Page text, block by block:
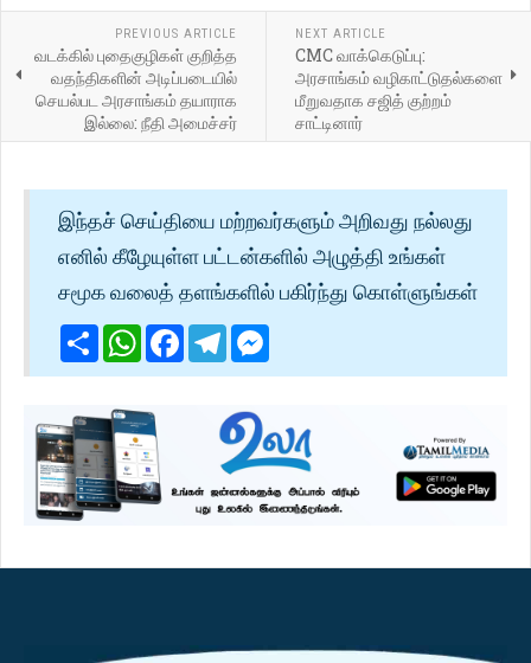
PREVIOUS ARTICLE
வடக்கில் புதைகுழிகள் குறித்த
வதந்திகளின் அடிப்படையில்
செயல்பட அரசாங்கம் தயாராக
இல்லை: நீதி அமைச்சர்
NEXT ARTICLE
CMC வாக்கெடுப்பு:
அரசாங்கம் வழிகாட்டுதல்களை
மீறுவதாக சஜித் குற்றம்
சாட்டினார்
இந்தச் செய்தியை மற்றவர்களும் அறிவது நல்லது
எனில் கீழேயுள்ள பட்டன்களில் அழுத்தி உங்கள்
சமூக வலைத் தளங்களில் பகிர்ந்து கொள்ளுங்கள்
ShareWhatsApp
Facebook
Telegram